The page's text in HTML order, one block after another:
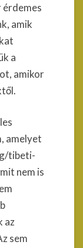
érdemes
amik
a
amikor
amelyet
tibeti-
nem is
az
sem